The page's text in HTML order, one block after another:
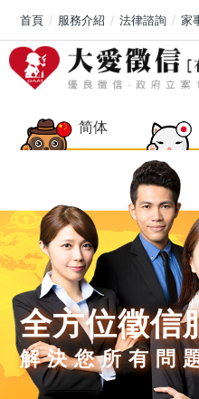
简体
全方位徵信
解決您所有問
首頁 服務介紹 法律諮詢 家